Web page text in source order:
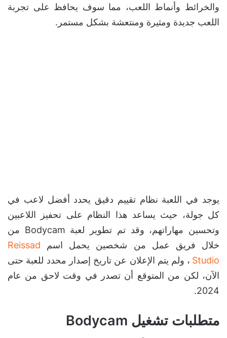
والخرائط وأنماط اللعب، مما سوف يحافظ على تجربة
اللعب جديدة ومثيرة ومنتعشة بشكل مستمر.
يوجد في اللعبة نظام تقييم دقيق يحدد أفضل لاعب في
كل جولة، حيث يساعد هذا النظام على تحفيز اللاعبين
وتحسين مهاراتهم، وقد تم تطوير لعبة Bodycam من
خلال فريق عمل من شخصين يحمل اسم Reissad
Studio ، ولم يتم الإعلان عن تاريخ إصدار محدد للعبة حتى
الآن، لكن من المتوقع أن تصدر في وقت لاحق من عام
2024.
متطلبات تشغيل Bodycam